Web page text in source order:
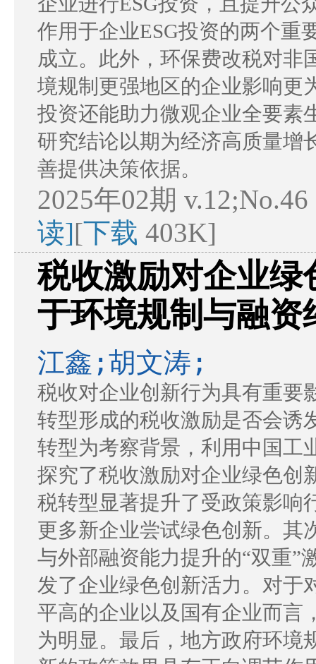
作用于企业ESG投资的两个重
成立。此外，环保费改税对非
境规制更强地区的企业影响更
投资还能助力微观企业全要素
研究结论以期为经济高质量增
善提供决策依据。
2025年02期
读][下载 403K]
税收激励对企业
于环境规制与融资
江鑫;胡文涛;
税收对企业创新行为具有重要
转型形成的税收激励是否会诱
转型为考察背景，利用中国工
探究了税收激励对企业绿色创
税转型显著提升了受政策影响
更多新企业尝试绿色创新。其
与外部融资能力提升的“双重”
发了企业绿色创新活力。对于
平高的企业以及国有企业而言
为明显。最后，地方政府环境